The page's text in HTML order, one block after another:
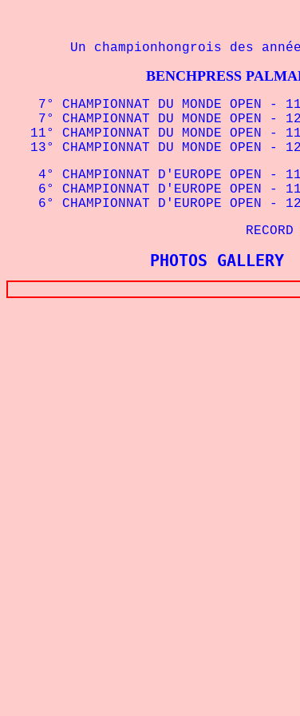
Un championhongrois des
BENCHPRESS
7° CHAMPIONNAT DU MONDE OPEN -
7° CHAMPIONNAT DU MONDE OPEN -
11° CHAMPIONNAT DU MONDE OPEN
13° CHAMPIONNAT DU MONDE OPEN
4° CHAMPIONNAT D'EUROPE OPEN -
6° CHAMPIONNAT D'EUROPE OPEN -
6° CHAMPIONNAT D'EUROPE OPEN -
RECORD
PHOTOS GALLERY